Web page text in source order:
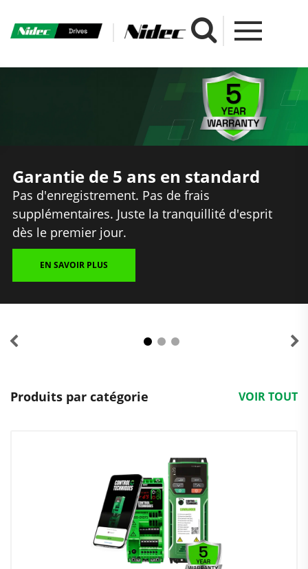
Garantie de 5 ans en standard
Pas d'enregistrement. Pas de frais
supplémentaires. Juste la tranquillité d'esprit
dès le premier jour.
EN SAVOIR PLUS
Produits par catégorie VOIR TOUT